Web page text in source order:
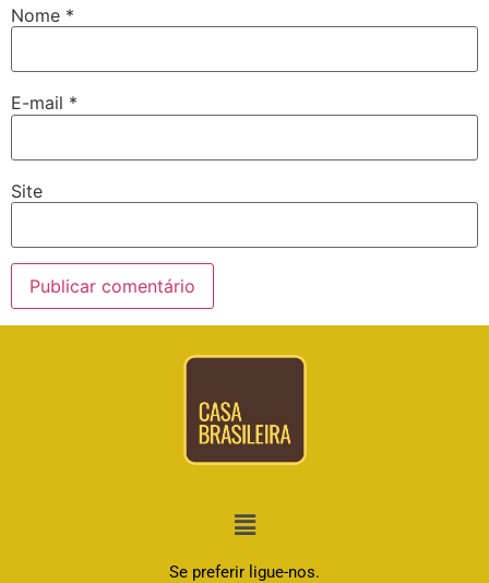
Nome *
E-mail *
Site
Se preferir ligue-nos.